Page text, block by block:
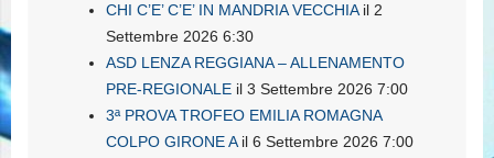
CHI C’E’ C’E’ IN MANDRIA VECCHIAil 2
Settembre 2026 6:30
ASD LENZA REGGIANA – ALLENAMENTO
PRE-REGIONALE il 3 Settembre 2026 7:00
3ª PROVA TROFEO EMILIA ROMAGNA
COLPO GIRONE Ail 6 Settembre 2026 7:00